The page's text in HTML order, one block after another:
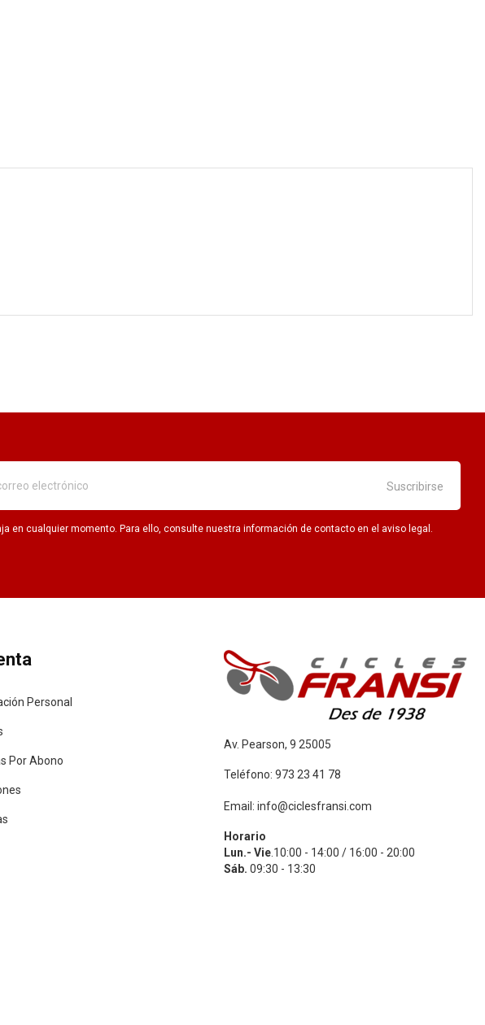
en cualquier momento. Para ello, consulte nuestra información de contacto en el aviso legal.
Personal
Por Abono
Av. Pearson, 9 25005
Teléfono: 973 23 41 78
Email: info@ciclesfransi.com
Horario
Lun.- Vie .10:00 - 14:00 / 16:00 - 20:00
Sáb. 09:30 - 13:30